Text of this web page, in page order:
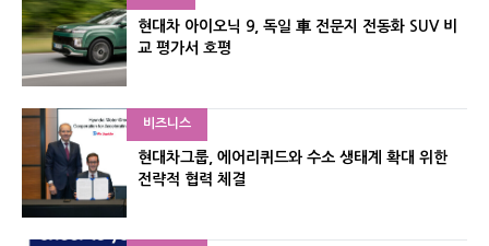
현대차 아이오닉 9, 독일 車 전문지 전동화 SUV 비
교 평가서 호평
비즈니스
현대차그룹, 에어리퀴드와 수소 생태계 확대 위한
전략적 협력 체결